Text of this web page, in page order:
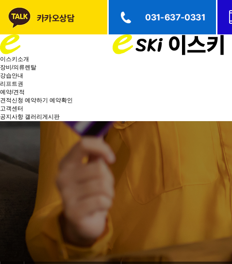
이스키소개
장비/의류렌탈
강습안내
리프트권
예약/견적
견적신청 예약하기 예약확인
고객센터
공지사항 갤러리게시판